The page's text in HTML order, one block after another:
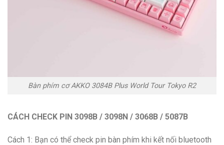
Bàn phím cơ AKKO 3084B Plus World Tour Tokyo R2
CÁCH CHECK PIN 3098B / 3098N / 3068B / 5087B
Cách 1: Bạn có thể check pin bàn phím khi kết nối bluetooth